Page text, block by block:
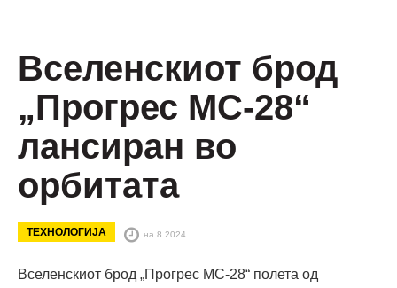
Вселенскиот брод
„Прогрес МС-28“
лансиран во
орбитата
ТЕХНОЛОГИЈА на 8.2024
Вселенскиот брод „Прогрес МС-28“ полета од